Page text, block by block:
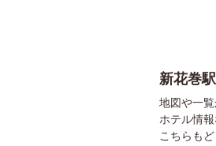
新花巻
地図や一
ホテル情
こちらもど